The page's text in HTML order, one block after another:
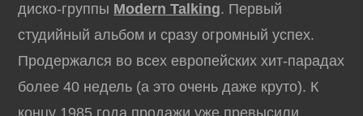
диско-группы Modern Talking. Первый
студийный альбом и сразу огромный успех.
Продержался во всех европейских хит-парадах
более 40 недель (а это очень даже круто). К
концу 1985 года продажи уже превысили